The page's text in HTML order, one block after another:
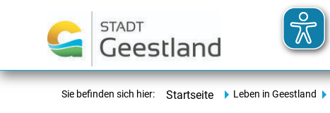
Sie befinden sich hier: Startseite Leben in Geestland